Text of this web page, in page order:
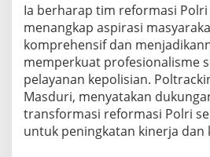
Ia berharap tim reformasi
menangkap aspirasi
komprehensif dan
memperkuat profesionalisme
pelayanan kepolisian.
Masduri, menyatakan
transformasi reformasi Polri
untuk peningkatan kinerja dan